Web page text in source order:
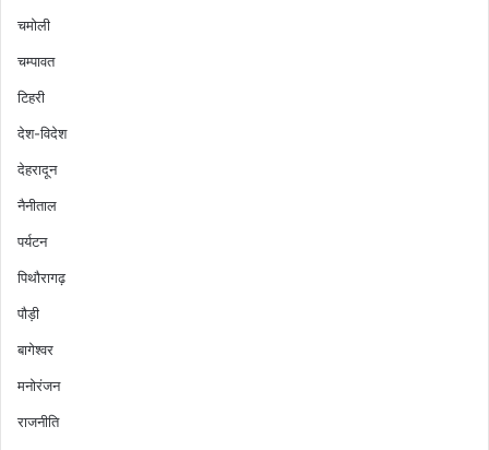
चमोली
चम्पावत
टिहरी
देश-विदेश
देहरादून
नैनीताल
पर्यटन
पिथौरागढ़
पौड़ी
बागेश्वर
मनोरंजन
राजनीति